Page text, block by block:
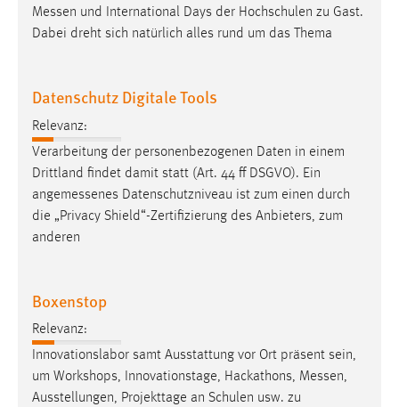
Messen und International Days der Hochschulen zu Gast.
Dabei dreht sich natürlich alles rund um das Thema
Datenschutz Digitale Tools
Relevanz:
Verarbeitung der personenbezogenen Daten in einem
Drittland findet damit statt (Art. 44 ff DSGVO). Ein
angemessenes Datenschutzniveau ist zum einen durch
die „Privacy Shield“-Zertifizierung des Anbieters, zum
anderen
Boxenstop
Relevanz:
Innovationslabor samt Ausstattung vor Ort präsent sein,
um Workshops, Innovationstage, Hackathons, Messen,
Ausstellungen, Projekttage an Schulen usw. zu
EXTERNE MEDIEN
Plattformen anzeigen zu können, werden von diesen
YouTube
Vimeo